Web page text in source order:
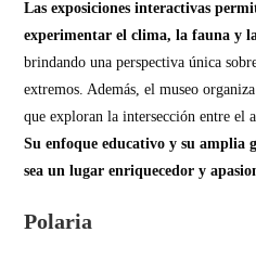
Las exposiciones interactivas
experimentar el clima, la fauna y
brindando una perspectiva única
extremos. Además, el museo
que exploran la intersección entre el
Su enfoque educativo y su amplia
sea un lugar enriquecedor y
Polaria